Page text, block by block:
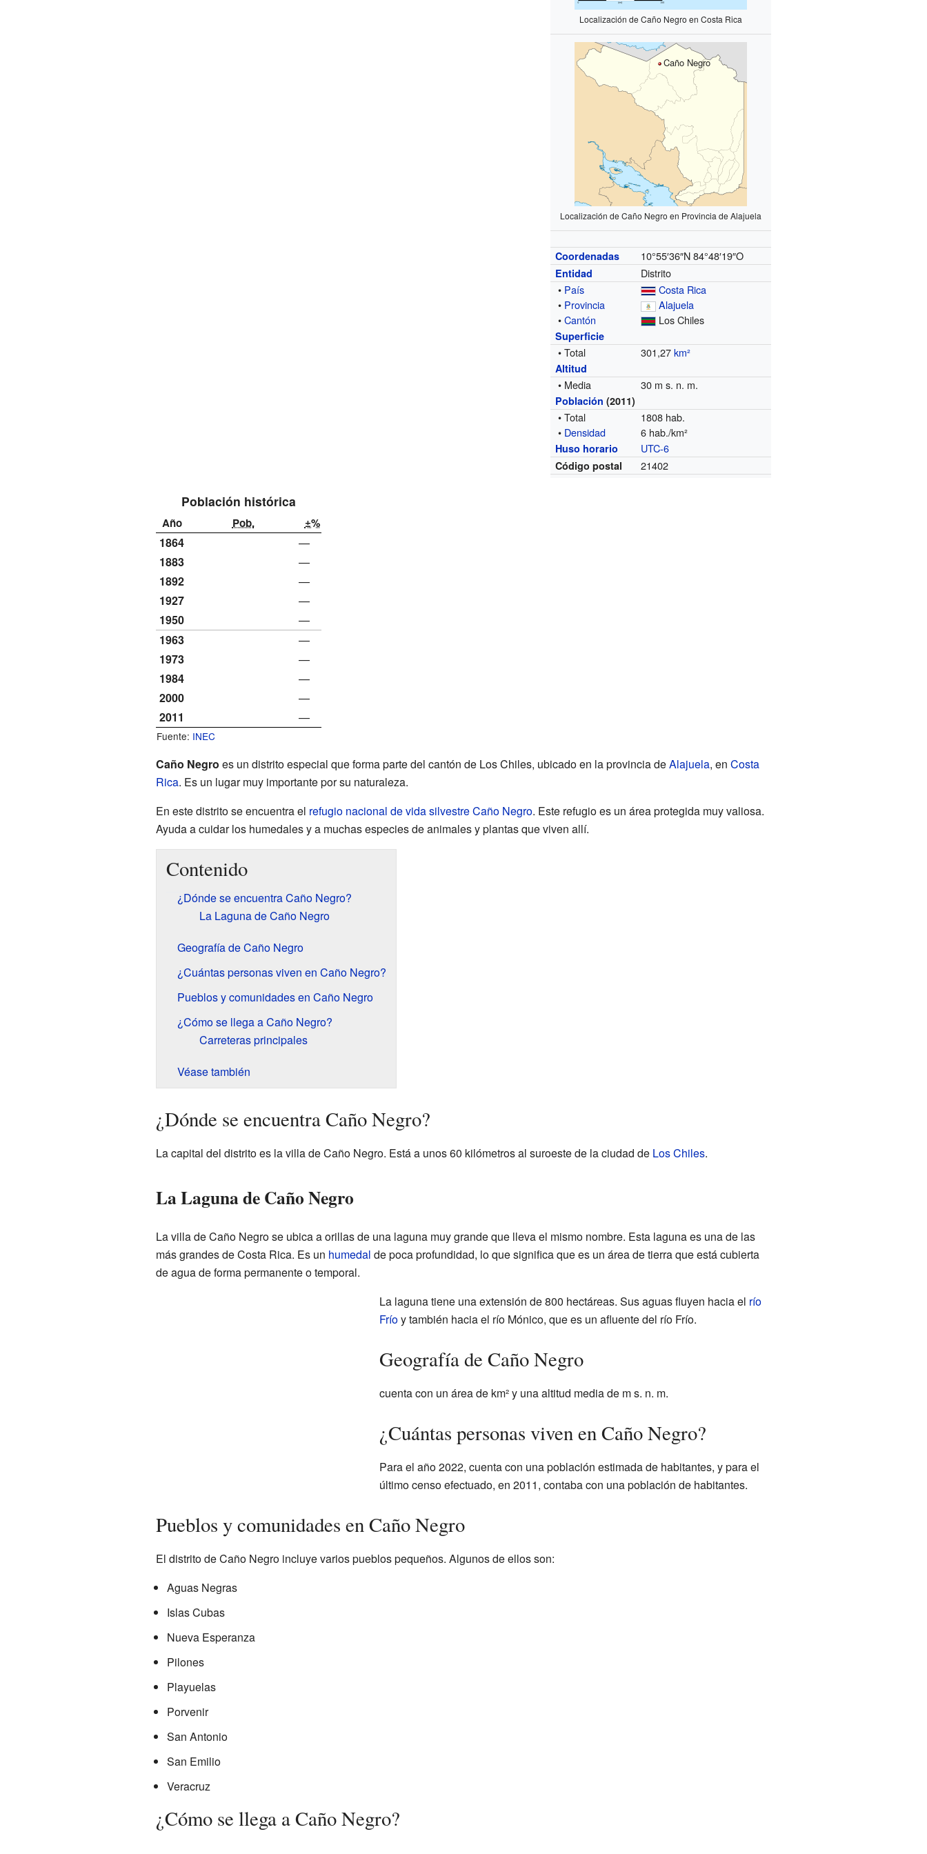
Localización de Caño Negro en Costa Rica
Caño Negro
Localización de Caño Negro en Provincia de Alajuela
Coordenadas 10°55′36″N 84°48′19″O
Entidad
Distrito
• País
Costa Rica
• Provincia
Alajuela
•Cantón Los Chiles
Superficie
• Total 301,27km²
Altitud
• Media 30 m s. n. m.
Población (2011)
• Total
1808 hab.
• Densidad 6 hab./km²
Huso horario UTC-6
Código postal 21402
Población histórica
Año Pob. ±%
1864
—
1883
—
1892
—
1927
—
1950
—
1963
—
1973
—
1984
—
2000
—
2011
—
Fuente: INEC
Caño Negro es un distrito especial que forma parte del cantón de Los Chiles, ubicado en la provincia deAlajuela, en Costa
Rica. Es un lugar muy importante por su naturaleza.
En este distrito se encuentra el refugio nacional de vida silvestre Caño Negro. Este refugio es un área protegida muy valiosa.
Ayuda a cuidar los humedales y a muchas especies de animales y plantas que viven allí.
Contenido
¿Dónde se encuentra Caño Negro?
La Laguna de Caño Negro
Geografía de Caño Negro
¿Cuántas personas viven en Caño Negro?
Pueblos y comunidades en Caño Negro
¿Cómo se llega a Caño Negro?
Carreteras principales
Véase también
¿Dónde se encuentra Caño Negro?
La capital del distrito es la villa de Caño Negro. Está a unos 60 kilómetros al suroeste de la ciudad de Los Chiles.
La Laguna de Caño Negro
La villa de Caño Negro se ubica a orillas de una laguna muy grande que lleva el mismo nombre. Esta laguna es una de las
más grandes de Costa Rica. Es un humedal de poca profundidad, lo que significa que es un área de tierra que está cubierta
de agua de forma permanente o temporal.
La laguna tiene una extensión de 800 hectáreas. Sus aguas fluyen hacia el río
Fríoy también hacia el río Mónico, que es un afluente del río Frío.
Geografía de Caño Negro
cuenta con un área de km² y una altitud media de m s. n. m.
¿Cuántas personas viven en Caño Negro?
Para el año 2022, cuenta con una población estimada de habitantes, y para el
último censo efectuado, en 2011, contaba con una población de habitantes.
Pueblos y comunidades en Caño Negro
El distrito de Caño Negro incluye varios pueblos pequeños. Algunos de ellos son:
Aguas Negras
Islas Cubas
Nueva Esperanza
Pilones
Playuelas
Porvenir
San Antonio
San Emilio
Veracruz
¿Cómo se llega a Caño Negro?